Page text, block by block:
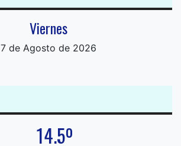
Viernes
7 de Agosto de 2026
14.5º